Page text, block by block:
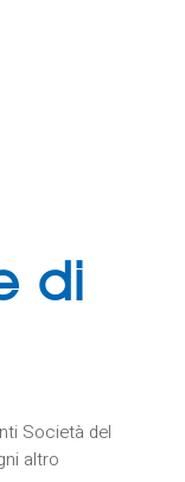
di
Società del
altro